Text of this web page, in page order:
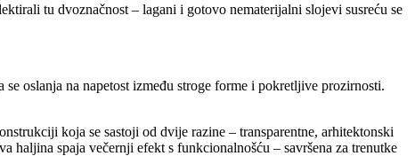
tu dvoznačnost – lagani i gotovo nematerijalni slojevi susreću se
oslanja na napetost između stroge forme i pokretljive prozirnosti.
koja se sastoji od dvije razine – transparentne, arhitektonski
haljina spaja večernji efekt s funkcionalnošću – savršena za trenutke